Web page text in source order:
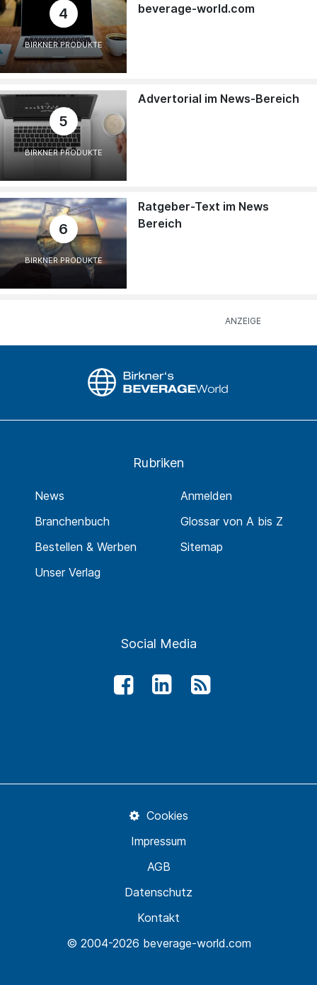
4
BIRKNER PRODUKTE
beverage-world.com
5
BIRKNER PRODUKTE
Advertorial im News-Bereich
6
BIRKNER PRODUKTE
Ratgeber-Text im News
Bereich
Rubriken
News
Branchenbuch
Bestellen & Werben
Unser Verlag
Anmelden
Glossar von A bis Z
Sitemap
Social Media
© 2004-2026 beverage-world.com
Kontakt
Datenschutz
AGB
Impressum
Cookies